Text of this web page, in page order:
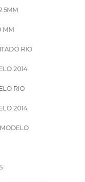
MM
RIO
2014
RIO
2014